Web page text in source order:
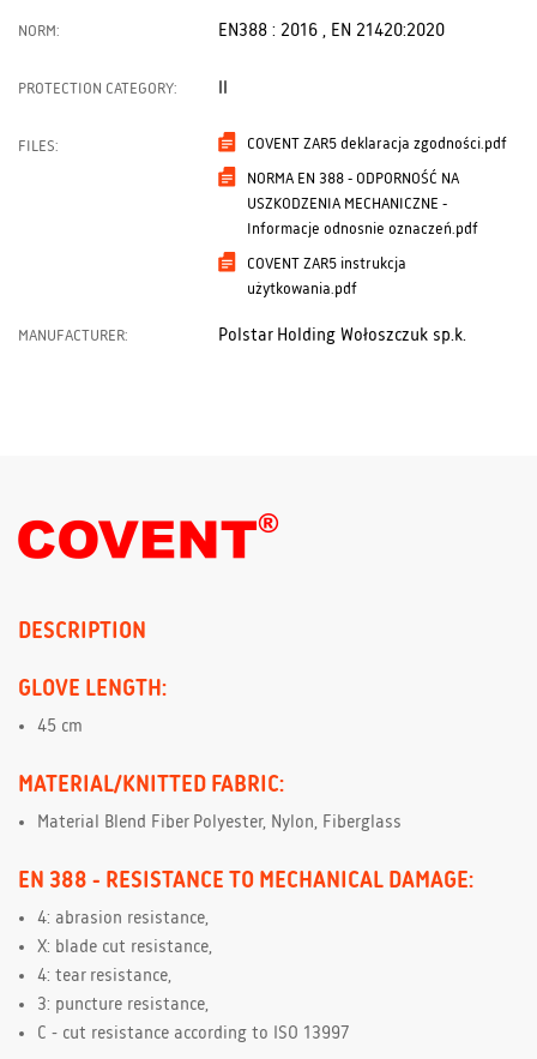
NORM: EN388 : 2016 , EN 21420:2020
PROTECTION CATEGORY: II
FILES: COVENT ZAR5 deklaracja zgodności.pdf
NORMA EN 388 - ODPORNOŚĆ NA
USZKODZENIA MECHANICZNE -
Informacje odnosnie oznaczeń.pdf
COVENT ZAR5 instrukcja
użytkowania.pdf
MANUFACTURER: Polstar Holding Wołoszczuk sp.k.
DESCRIPTION
GLOVE LENGTH:
45 cm
MATERIAL/KNITTED FABRIC:
Material Blend Fiber Polyester, Nylon, Fiberglass
EN 388 - RESISTANCE TO MECHANICAL DAMAGE:
4: abrasion resistance,
X: blade cut resistance,
4: tear resistance,
3: puncture resistance,
C - cut resistance according to ISO 13997